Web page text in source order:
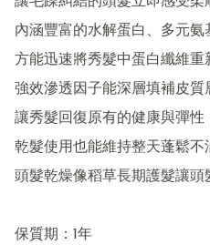
內涵豐富的水解蛋白、多元
方能迅速將秀髮中蛋白纖維重
強效滲透因子能深層填補皮質
讓秀髮回復原有的健康與彈性
乾髮使用也能維持整天蓬鬆不
頭髮乾燥像稻草長期護髮讓頭
保質期：1年